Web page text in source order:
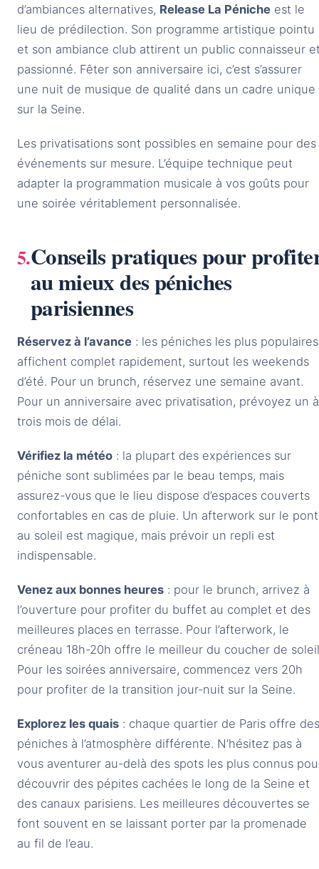
d’ambiances alternatives, Release La Péniche est le
lieu de prédilection. Son programme artistique pointu
et son ambiance club attirent un public connaisseur
passionné. Fêter son anniversaire ici, c’est s’assurer
une nuit de musique de qualité dans un cadre unique
sur la Seine.
Les privatisations sont possibles en semaine pour des
événements sur mesure. L’équipe technique peut
adapter la programmation musicale à vos goûts pour
une soirée véritablement personnalisée.
Conseils pratiques pour
au mieux des péniches
parisiennes
Réservez à l’avance : les péniches les plus populaires
affichent complet rapidement, surtout les weekends
d’été. Pour un brunch, réservez une semaine avant.
Pour un anniversaire avec privatisation, prévoyez un à
trois mois de délai.
Vérifiez la météo : la plupart des expériences sur
péniche sont sublimées par le beau temps, mais
assurez-vous que le lieu dispose d’espaces couverts
confortables en cas de pluie. Un afterwork sur le pont
au soleil est magique, mais prévoir un repli est
indispensable.
Venez aux bonnes heures : pour le brunch, arrivez à
l’ouverture pour profiter du buffet au complet et des
meilleures places en terrasse. Pour l’afterwork, le
créneau 18h-20h offre le meilleur du coucher de
Pour les soirées anniversaire, commencez vers 20h
pour profiter de la transition jour-nuit sur la Seine.
Explorez les quais : chaque quartier de Paris offre des
péniches à l’atmosphère différente. N’hésitez pas à
vous aventurer au-delà des spots les plus connus
découvrir des pépites cachées le long de la Seine et
des canaux parisiens. Les meilleures découvertes se
font souvent en se laissant porter par la promenade
au fil de l’eau.